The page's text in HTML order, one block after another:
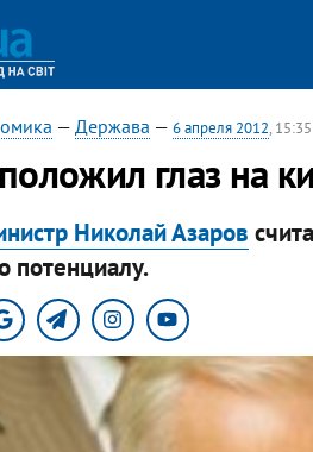
— Держава — 6 апреля 2012, 15:35
глаз на
Николай Азаров
потенциалу.